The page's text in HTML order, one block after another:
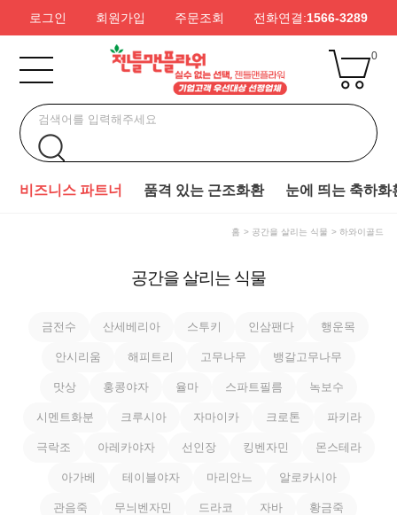
로그인 회원가입 주문조회 전화연결:1566-3289
0
비즈니스 파트너 품격 있는 근조화환 눈에 띄는 축하화
홈 공간을 살리는 식물 하와이골드
공간을 살리는 식물
금전수 산세베리아 스투키 인삼팬다 행운목
안시리움 해피트리 고무나무 뱅갈고무나무
맛상 홍콩야자 율마 스파트필름 녹보수
시멘트화분 크루시아 자마이카 크로톤 파키라
극락조 아레카야자 선인장 킹벤자민 몬스테라
아가베 테이블야자 마리안느 알로카시아
관음죽 무늬벤자민 드라코 자바 황금죽